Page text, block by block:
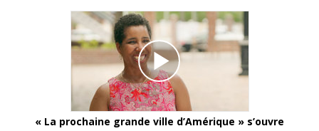
« La prochaine grande ville d’Amérique » s’ouvre